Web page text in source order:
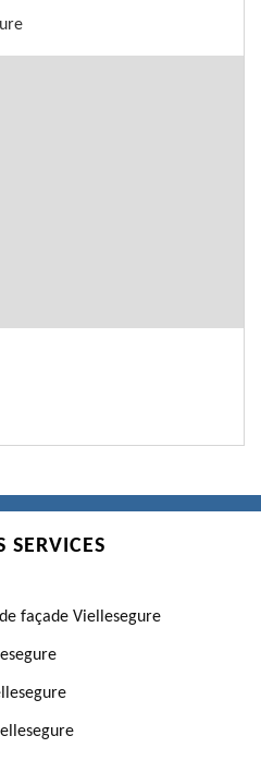
SERVICES
façade Viellesegure